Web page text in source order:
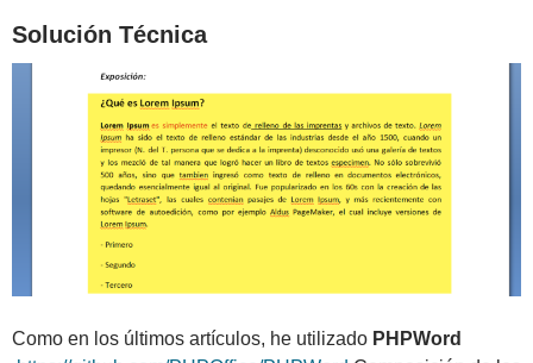
Solución Técnica
Como en los últimos artículos, he utilizado PHPWord